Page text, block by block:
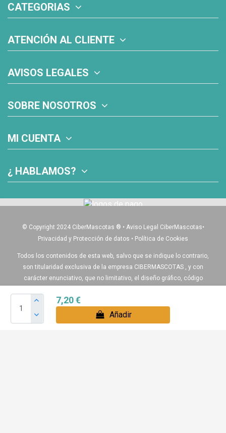
7,20 €
Añadir
CATEGORIAS
ATENCIÓN AL CLIENTE
AVISOS LEGALES
SOBRE NOSOTROS
MI CUENTA
¿ HABLAMOS?
© Copyright 2024 CiberMascotas ® • Aviso Legal CiberMascotas•
Privacidad y Protección de datos • Política de Cookies
Todos los contenidos de esta web, salvo que se indique lo contrario,
son titularidad exclusiva de la empresa CIBERMASCOTAS , y con
carácter enunciativo, que no limitativo, el diseño gráfico, código
que aparecen en esta web.
Igualmente algunos de nuestros productos pueden diferir del